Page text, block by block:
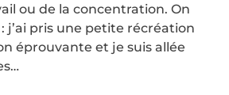
ou de la concentration. On
j’ai pris une petite récréation
éprouvante et je suis allée